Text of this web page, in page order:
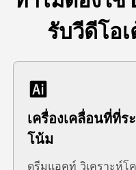
รับวีดีโอ
เครื่องเคลื่อนที่ที่ร
โน้ม
ดรีมแอคท์ วิเคราะห์โ